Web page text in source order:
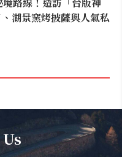
湖景窯烤披薩與人氣私